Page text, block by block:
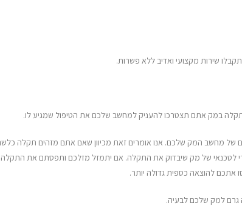
שירות מקצועי ואדיב ללא פשרות.
במק אתם תצטרכו להעניק למחשב שלכם את הטיפול שמגיע לו.
של מחשב המק שלכם. אנו אומרים זאת מכיוון שאם אתם מזהים תקלה
לטכנאי של מק שיבדוק את התקלה. אם יתמזל מזלכם ותפסתם את
אתכם להוצאה כספית גדולה יותר.
גרם למק שלכם לבעיה.